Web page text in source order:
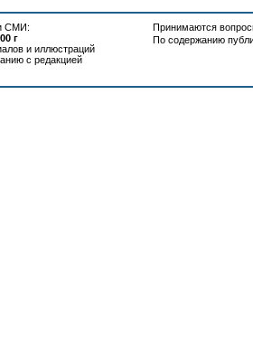
СМИ:
г
и иллюстраций
с редакцией
Принимаются
По содержанию